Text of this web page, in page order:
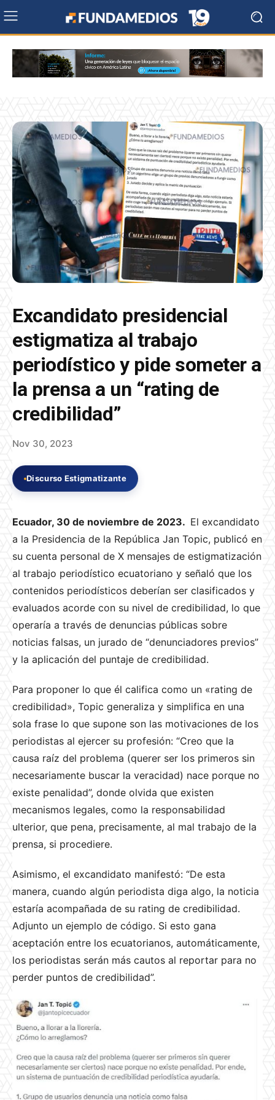
Excandidato presidencial
estigmatiza al trabajo
periodístico y pide someter a
la prensa a un “rating de
credibilidad”
Nov 30, 2023
Discurso Estigmatizante
Ecuador, 30 de noviembre de 2023. El excandidato
a la Presidencia de la República Jan Topic, publicó en
su cuenta personal de X mensajes de estigmatización
al trabajo periodístico ecuatoriano y señaló que los
contenidos periodísticos deberían ser clasificados y
evaluados acorde con su nivel de credibilidad, lo que
operaría a través de denuncias públicas sobre
noticias falsas, un jurado de “denunciadores previos”
y la aplicación del puntaje de credibilidad.
Para proponer lo que él califica como un «rating de
credibilidad», Topic generaliza y simplifica en una
sola frase lo que supone son las motivaciones de los
periodistas al ejercer su profesión: “Creo que la
causa raíz del problema (querer ser los primeros sin
necesariamente buscar la veracidad) nace porque no
existe penalidad”, donde olvida que existen
mecanismos legales, como la responsabilidad
ulterior, que pena, precisamente, al mal trabajo de la
prensa, si procediere.
Asimismo, el excandidato manifestó: “De esta
manera, cuando algún periodista diga algo, la noticia
estaría acompañada de su rating de credibilidad.
Adjunto un ejemplo de código. Si esto gana
aceptación entre los ecuatorianos, automáticamente,
los periodistas serán más cautos al reportar para no
perder puntos de credibilidad”.